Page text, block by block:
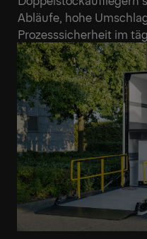
Abläufe, hohe
Prozesssicherheit im